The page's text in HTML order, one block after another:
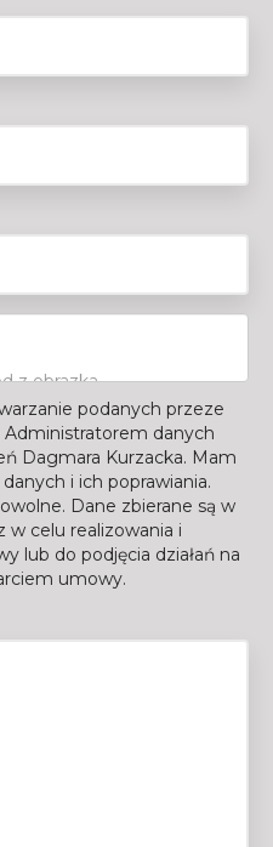
podanych przeze
danych
Dagmara Kurzacka. Mam
i ich poprawiania.
Dane zbierane są w
celu realizowania i
lub do podjęcia działań na
umowy.